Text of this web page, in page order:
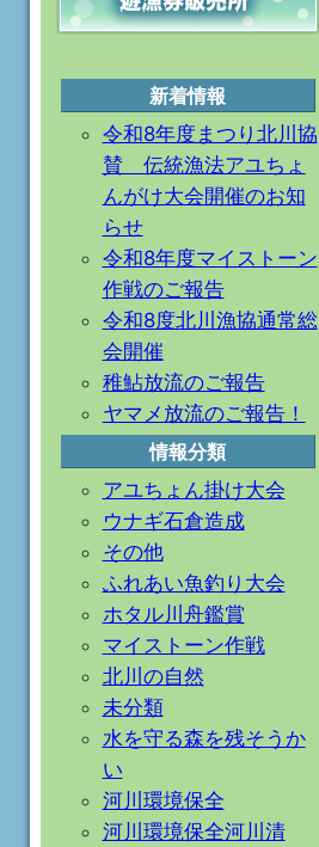
新着情報
令和8年度まつり北川協
賛 伝統漁法アユちょ
んがけ大会開催のお知
らせ
令和8年度マイストーン
作戦のご報告
令和8度北川漁協通常総
会開催
稚鮎放流のご報告
ヤマメ放流のご報告！
情報分類
アユちょん掛け大会
ウナギ石倉造成
その他
ふれあい魚釣り大会
ホタル川舟鑑賞
マイストーン作戦
北川の自然
未分類
水を守る森を残そうか
い
河川環境保全
河川環境保全河川清